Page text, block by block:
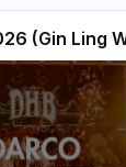
(Gin Ling